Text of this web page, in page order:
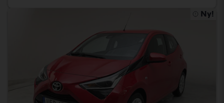
Ny!